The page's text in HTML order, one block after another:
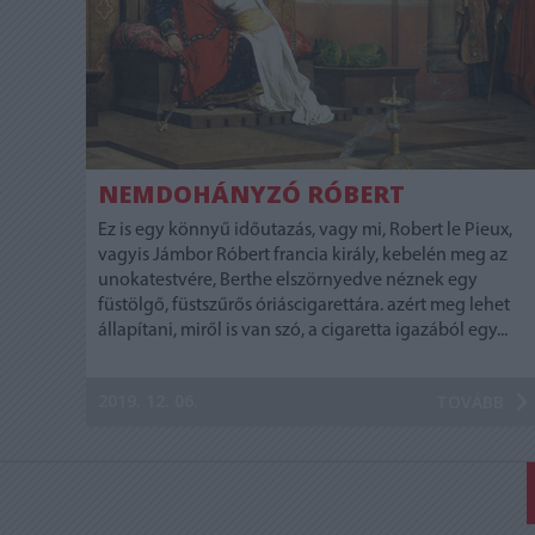
NEMDOHÁNYZÓ RÓBERT
Ez is egy könnyű időutazás, vagy mi, Robert le Pieux,
vagyis Jámbor Róbert francia király, kebelén meg az
unokatestvére, Berthe elszörnyedve néznek egy
füstölgő, füstszűrős óriáscigarettára. azért meg lehet
állapítani, miről is van szó, a cigaretta igazából egy...